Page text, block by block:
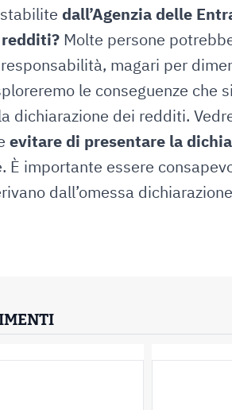
dall’Agenzia delle
Molte persone
magari per
le conseguenze che
dichiarazione dei redditi.
evitare di presentare la
È importante essere
dall’omessa